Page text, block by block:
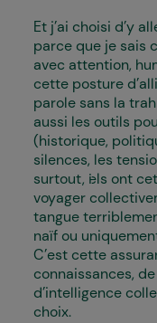
Et j’ai choisi d’y
parce que je sais
avec attention,
cette posture
parole sans la
aussi les outils
(historique,
silences, les
surtout, i·els ont
voyager
tangue
naïf ou
C’est cette
connaissances,
d’intelligence
choix.